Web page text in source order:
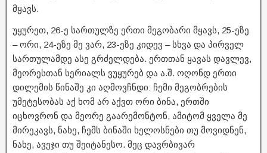
მყავს.
უყურეთ, 26-ე სართულზე ერთი მეგობარი მყავს, 25-ეზე
– ორი, 24-ეზე მე ვარ, 23-ეზე კიდევ – სხვა და პირველ
სართულამდე ასე გრძელდება. ერთთან ყავას დავლევ,
მეორესთან სერიალს ვუყურებ და ა.შ. ოღონდ ერთი
დილემის წინაშე კი აღმოვჩნდი: ჩემი მეგობრების
უმეტესობას აქ ხომ არ აქვთ ორი ბინა, ერთში
იცხოვრონ და მეორე გაარემონტონ, ამიტომ ყველა მე
მირეკავს, ნახე, ჩემს ბინაში ხელოსნები თუ მოვიდნენ,
ნახე, ავეჯი თუ შეიტანესო. მეც დავრბივარ